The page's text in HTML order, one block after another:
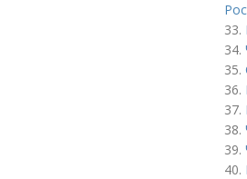
33.
34.
35.
36.
37.
38.
39.
40.